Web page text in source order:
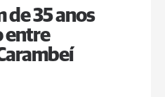
de 35 anos
entre